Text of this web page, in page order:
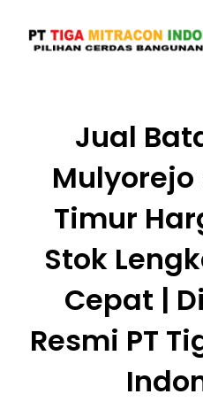
Jual
Timur
Stok
Cepat |
Resmi PT